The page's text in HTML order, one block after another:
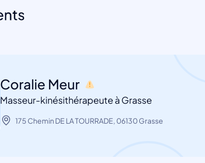
Coralie Meur
Masseur-kinésithérapeute à Grasse
175 Chemin DE LA TOURRADE, 06130 Grasse